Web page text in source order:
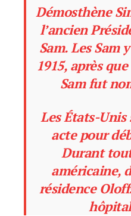
Démosthène
l’ancien
Sam. Les Sam
1915, après
Sam fut
Les États-
acte pour
Durant
américaine,
résidence